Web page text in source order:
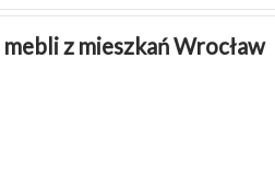
z mieszkań Wrocław